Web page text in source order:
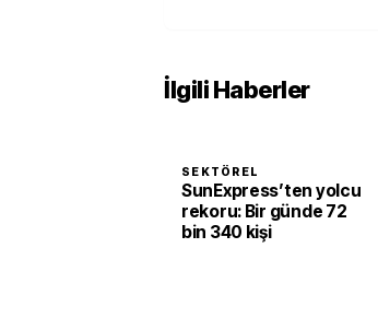
İlgili Haberler
SEKTÖREL
SunExpress’ten yolcu
rekoru: Bir günde 72
bin 340 kişi